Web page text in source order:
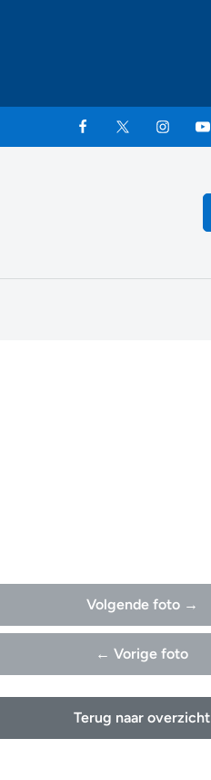
Volgende foto →
← Vorige foto
Terug naar overzicht